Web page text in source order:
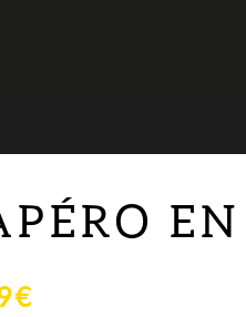
€